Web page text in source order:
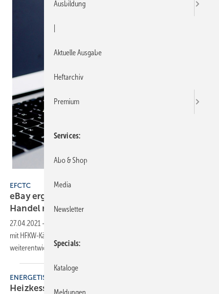
EFCTC
eBay ergreift Maßnahmen gegen den illegalen
Handel mitKältemitteln
27.04.2021 -
mit HFKW-Kältemitteln nochmals ihre Maßnahmen zur Durchsetzung
weiterentwickelter EU-Vorschriften
ENERGETISCHE sANIERUNG
Heizkesseltausch ist häufigste
Ausbildung
Aktuelle Ausgabe
Heftarchiv
Premium
Services
Abo & Shop
Media
Newsletter
Specials
Kataloge
Meldungen